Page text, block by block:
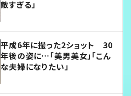
敵すぎる」
平成6年に撮った2ショット 30
年後の姿に…「美男美女」「こん
な夫婦になりたい」